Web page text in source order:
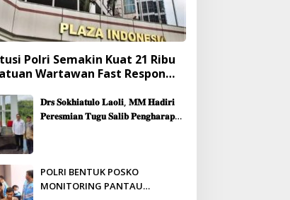
Polri Semakin Kuat 21 Ribu
Wartawan Fast Respon
𝐃𝐫𝐬 𝐒𝐨𝐤𝐡𝐢𝐚𝐭𝐮𝐥𝐨 𝐋𝐚𝐨𝐥𝐢, 𝐌𝐌 𝐇𝐚𝐝𝐢𝐫𝐢
𝐏𝐞𝐫𝐞𝐬𝐦𝐢𝐚𝐧 𝐓𝐮𝐠𝐮 𝐒𝐚𝐥𝐢𝐛 𝐏𝐞𝐧𝐠𝐡𝐚𝐫𝐚𝐩𝐚𝐧
POLRI BENTUK POSKO
MONITORING PANTAU